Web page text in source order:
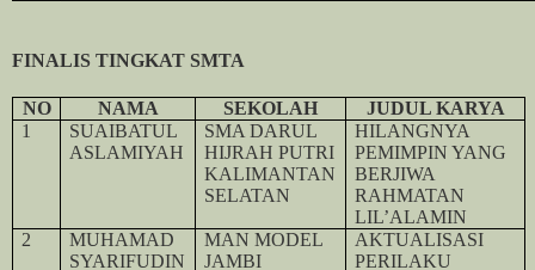
FINALIS TINGKAT SMTA
NO NAMA SEKOLAH
JUDUL KARYA
1
SUAIBATUL
ASLAMIYAH
SMA DARUL
HIJRAH PUTRI
KALIMANTAN
SELATAN
HILANGNYA
PEMIMPIN YANG
BERJIWA
RAHMATAN
LIL’ALAMIN
2
MUHAMAD
SYARIFUDIN
MAN MODEL
JAMBI
AKTUALISASI
PERILAKU